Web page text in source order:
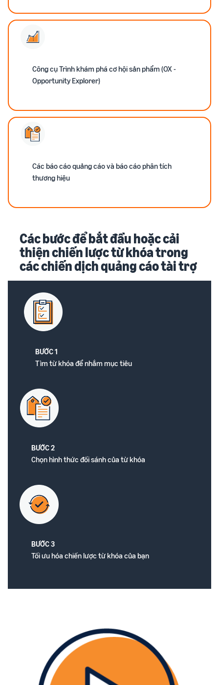
Công cụ Trình khám phá cơ hội sản phẩm (OX -
Opportunity Explorer)
Các báo cáo quảng cáo và báo cáo phân tích
thương hiệu
Các bước để bắt đầu hoặc cải
thiện chiến lược từ khóa trong
các chiến dịch quảng cáo tài trợ
BƯỚC 1
Tìm từ khóa để nhắm mục tiêu
BƯỚC 2
Chọn hình thức đối sánh của từ khóa
BƯỚC 3
Tối ưu hóa chiến lược từ khóa của bạn